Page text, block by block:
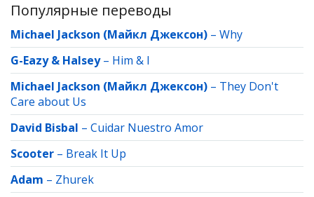
Популярные переводы
Michael Jackson (Майкл Джексон) – Why
G-Eazy & Halsey– Him & I
Michael Jackson (Майкл Джексон) – They Don't
Care about Us
David Bisbal – Cuidar Nuestro Amor
Scooter – Break It Up
Adam – Zhurek